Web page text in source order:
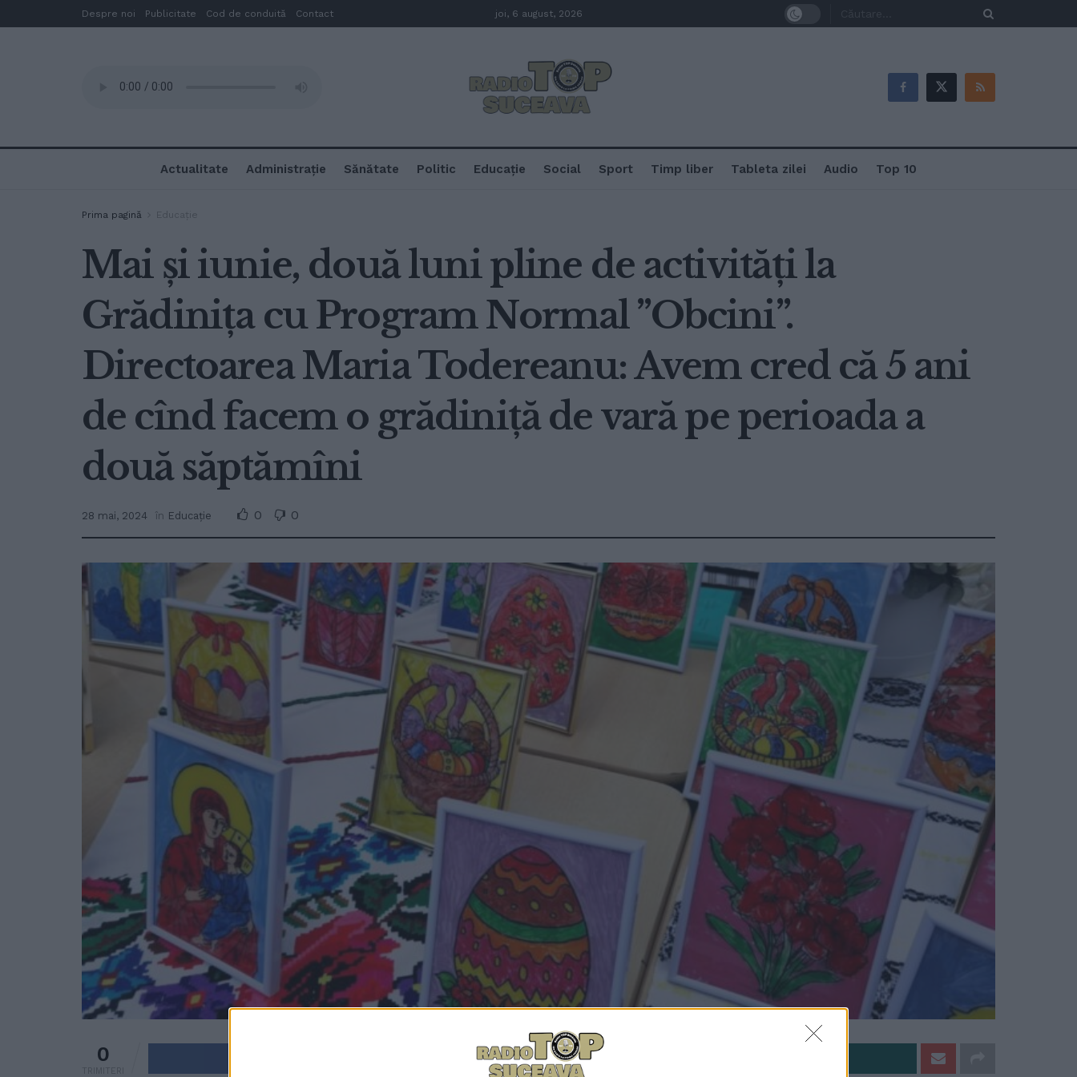
Despre noi Publicitate Cod de conduită Contact joi, 6 august, 2026
Actualitate Administrație Sănătate Politic Educație Social Sport Timp liber Tableta zilei Audio Top 10
Prima pagină Educație
Mai și iunie, două luni pline de activități la
Grădinița cu Program Normal ”Obcini”.
Directoarea Maria Todereanu: Avem cred că 5 ani
de cînd facem o grădiniță de vară pe perioada a
două săptămîni
28 mai, 2024 în Educație 0 0
0
TRIMITERI